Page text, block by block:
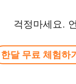
걱정마세요.
한달 무료 체험하기